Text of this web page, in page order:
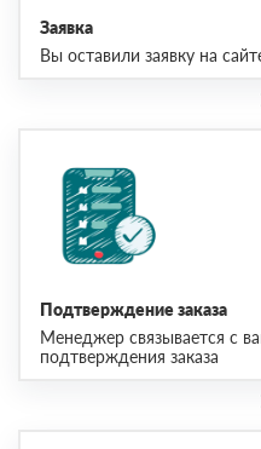
Заявка
Вы оставили заявку на
Подтверждение заказа
Менеджер связывается с
подтверждения заказа